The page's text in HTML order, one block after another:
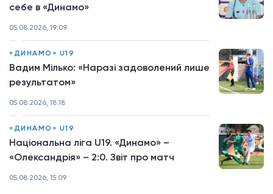
себе в «Динамо»
05.08.2026, 19:09
«ДИНАМО» U19
Вадим Мілько: «Наразі задоволений лише
результатом»
05.08.2026, 18:18
«ДИНАМО» U19
Національна ліга U19. «Динамо» –
«Олександрія» – 2:0. Звіт про матч
05.08.2026, 15:09